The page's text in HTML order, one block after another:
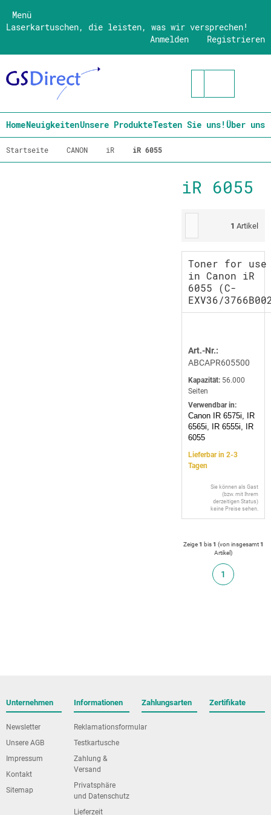
Menü
Laserkartuschen, die leisten, was wir versprechen!
Registrieren
Anmelden
HomeNeuigkeitenUnsere ProdukteTesten Sie uns!Über uns
Startseite CANON iR iR 6055
iR 6055
1 Artikel
Toner for use
in Canon iR
6055 (C-
EXV36/
Art.-Nr.:
ABCAPR605500
Kapazität: 56.000
Seiten
Verwendbar in:
Canon IR 6575i, IR
6565i, IR 6555i, IR
6055
Lieferbar in 2-3
Tagen
Sie können als Gast
(bzw. mit Ihrem
derzeitigen Status)
keine Preise sehen.
Zeige1 bis1 (von insgesamt1
Artikel)
1
Unternehmen
Newsletter
Unsere AGB
Impressum
Kontakt
Sitemap
Informationen
Reklamationsformular
Testkartusche
Zahlung &
Versand
Privatsphäre
und Datenschutz
Lieferzeit
Zahlungsarten Zertifikate